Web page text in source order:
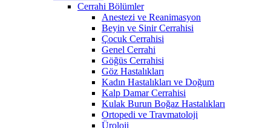
Cerrahi Bölümler
Anestezi ve Reanimasyon
Beyin ve Sinir Cerrahisi
Çocuk Cerrahisi
Genel Cerrahi
Göğüs Cerrahisi
Göz Hastalıkları
Kadın Hastalıkları ve Doğum
Kalp Damar Cerrahisi
Kulak Burun Boğaz Hastalıkları
Ortopedi ve Travmatoloji
Üroloji